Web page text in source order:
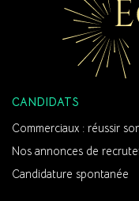
CANDIDATS
Commerciaux : réussir
Nos annonces de
Candidature spontanée